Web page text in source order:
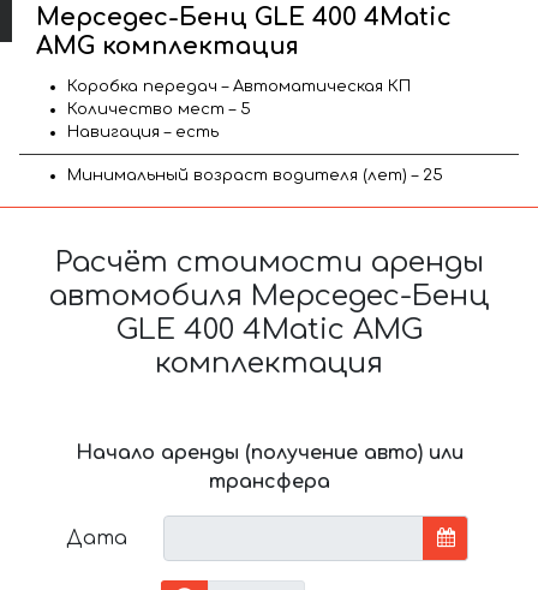
Мерседес-Бенц GLE 400 4Matic
AMG комплектация
Коробка передач – Автоматическая КП
Количество мест – 5
Навигация – есть
Минимальный возраст водителя (лет) – 25
Расчёт стоимости аренды
автомобиля Мерседес-Бенц
GLE 400 4Matic AMG
комплектация
Начало аренды (получение авто) или
трансфера
Дата